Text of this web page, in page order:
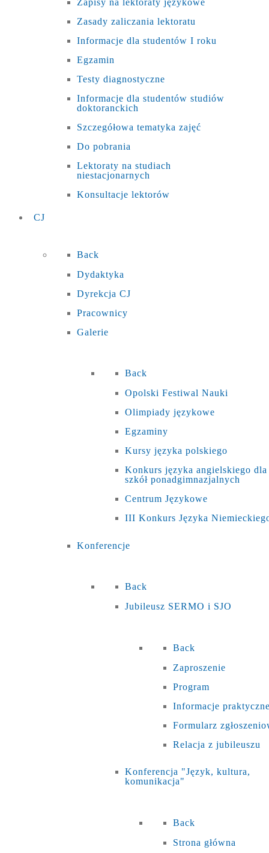
Zapisy na lektoraty językowe
Zasady zaliczania lektoratu
Informacje dla studentów I roku
Egzamin
Testy diagnostyczne
Informacje dla studentów studiów
doktoranckich
Szczegółowa tematyka zajęć
Do pobrania
Lektoraty na studiach
niestacjonarnych
Konsultacje lektorów
CJ
Back
Dydaktyka
Dyrekcja CJ
Pracownicy
Galerie
Back
Opolski Festiwal Nauki
Olimpiady językowe
Egzaminy
Kursy języka polskiego
Konkurs języka angielskiego dla
szkół ponadgimnazjalnych
Centrum Językowe
III Konkurs Języka
Konferencje
Back
Jubileusz SERMO i SJO
Back
Zaproszenie
Program
Informacje
Formularz
Relacja z jubileuszu
Konferencja "Język, kultura,
komunikacja"
Back
Strona główna